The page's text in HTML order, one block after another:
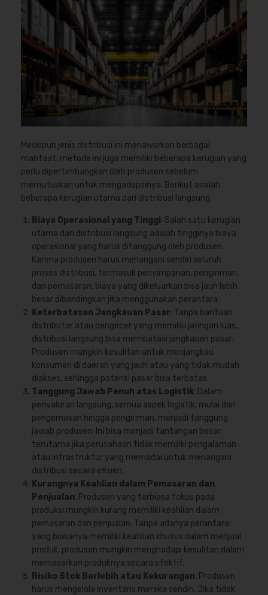
Meskipun jenis distribusi ini menawarkan berbagai
manfaat, metode ini juga memiliki beberapa kerugian yang
perlu dipertimbangkan oleh produsen sebelum
memutuskan untuk mengadopsinya. Berikut adalah
beberapa kerugian utama dari distribusi langsung:
Biaya Operasional yang Tinggi: Salah satu kerugian
utama dari distribusi langsung adalah tingginya biaya
operasional yang harus ditanggung oleh produsen.
Karena produsen harus menangani sendiri seluruh
proses distribusi, termasuk penyimpanan, pengiriman,
dan pemasaran, biaya yang dikeluarkan bisa jauh lebih
besar dibandingkan jika menggunakan perantara.
Keterbatasan Jangkauan Pasar: Tanpa bantuan
distributor atau pengecer yang memiliki jaringan luas,
distribusi langsung bisa membatasi jangkauan pasar.
Produsen mungkin kesulitan untuk menjangkau
konsumen di daerah yang jauh atau yang tidak mudah
diakses, sehingga potensi pasar bisa terbatas.
Tanggung Jawab Penuh atas Logistik: Dalam
penyaluran langsung, semua aspek logistik, mulai dari
pengemasan hingga pengiriman, menjadi tanggung
jawab produsen. Ini bisa menjadi tantangan besar,
terutama jika perusahaan tidak memiliki pengalaman
atau infrastruktur yang memadai untuk menangani
distribusi secara efisien.
Kurangnya Keahlian dalam Pemasaran dan
Penjualan: Produsen yang terbiasa fokus pada
produksi mungkin kurang memiliki keahlian dalam
pemasaran dan penjualan. Tanpa adanya perantara
yang biasanya memiliki keahlian khusus dalam menjual
produk, produsen mungkin menghadapi kesulitan dalam
memasarkan produknya secara efektif.
Risiko Stok Berlebih atau Kekurangan: Produsen
harus mengelola inventaris mereka sendiri. Jika tidak